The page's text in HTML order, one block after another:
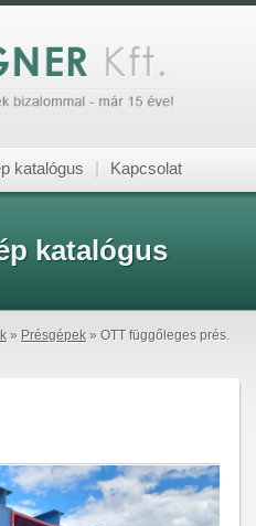
katalógus Kapcsolat
katalógus
» Présgépek » OTT függőleges prés.